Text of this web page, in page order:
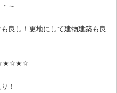
～
良し！更地にして建物建築も良
！